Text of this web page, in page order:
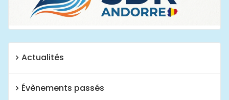
Actualités
Évènements passés